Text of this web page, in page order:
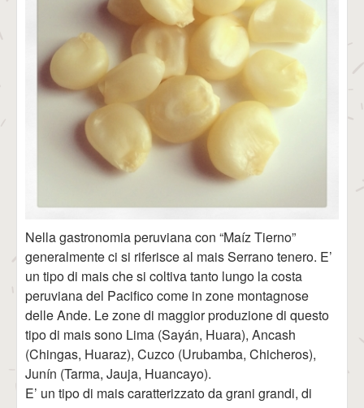
Nella gastronomia peruviana con “Maíz Tierno”
generalmente ci si riferisce al mais Serrano tenero. E’
un tipo di mais che si coltiva tanto lungo la costa
peruviana del Pacifico come in zone montagnose
delle Ande. Le zone di maggior produzione di questo
tipo di mais sono Lima (Sayán, Huara), Ancash
(Chingas, Huaraz), Cuzco (Urubamba, Chicheros),
Junín (Tarma, Jauja, Huancayo).
E’ un tipo di mais caratterizzato da grani grandi, di